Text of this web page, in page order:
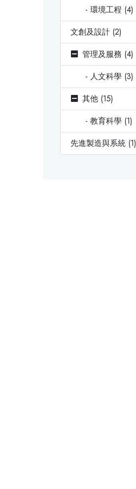
- 環境工程 (4)
文創及設計 (2)
管理及服務 (4)
- 人文科學 (3)
其他 (15)
- 教育科學 (1)
先進製造與系統 (1)